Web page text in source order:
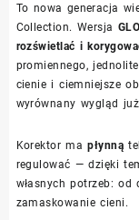
To nowa generacja
Collection. Wersja
rozświetlać i
promiennego,
cienie i ciemniejsze
wyrównany wygląd
Korektor mapłynną
regulować — dzięki
własnych potrzeb:
zamaskowanie cieni.